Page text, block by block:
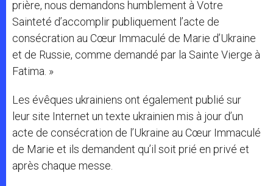
prière, nous demandons humblement à Votre
Sainteté d’accomplir publiquement l’acte de
consécration au Cœur Immaculé de Marie d’Ukraine
et de Russie, comme demandé par la Sainte Vierge à
Fatima. »
Les évêques ukrainiens ont également publié sur
leur site Internet un texte ukrainien mis à jour d’un
acte de consécration de l’Ukraine au Cœur Immaculé
de Marie et ils demandent qu’il soit prié en privé et
après chaque messe.